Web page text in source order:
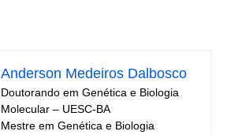
Anderson Medeiros Dalbosco
Doutorando em Genética e Biologia
Molecular – UESC-BA
Mestre em Genética e Biologia